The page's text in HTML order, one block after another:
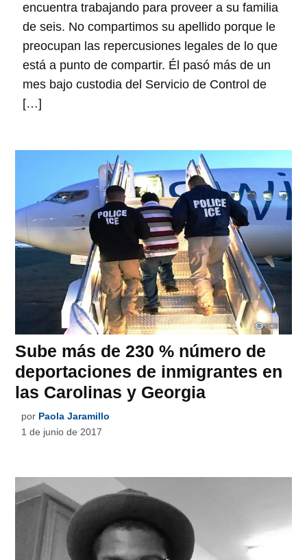
encuentra trabajando para proveer a su familia
de seis. No compartimos su apellido porque le
preocupan las repercusiones legales de lo que
está a punto de compartir. Él pasó más de un
mes bajo custodia del Servicio de Control de
[…]
Sube más de 230 % número de
deportaciones de inmigrantes en
las Carolinas y Georgia
por Paola Jaramillo
1 de junio de 2017